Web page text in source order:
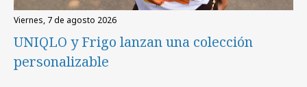
viernes, 7 de agosto 2026
UNIQLO y Frigo lanzan una colección
personalizable